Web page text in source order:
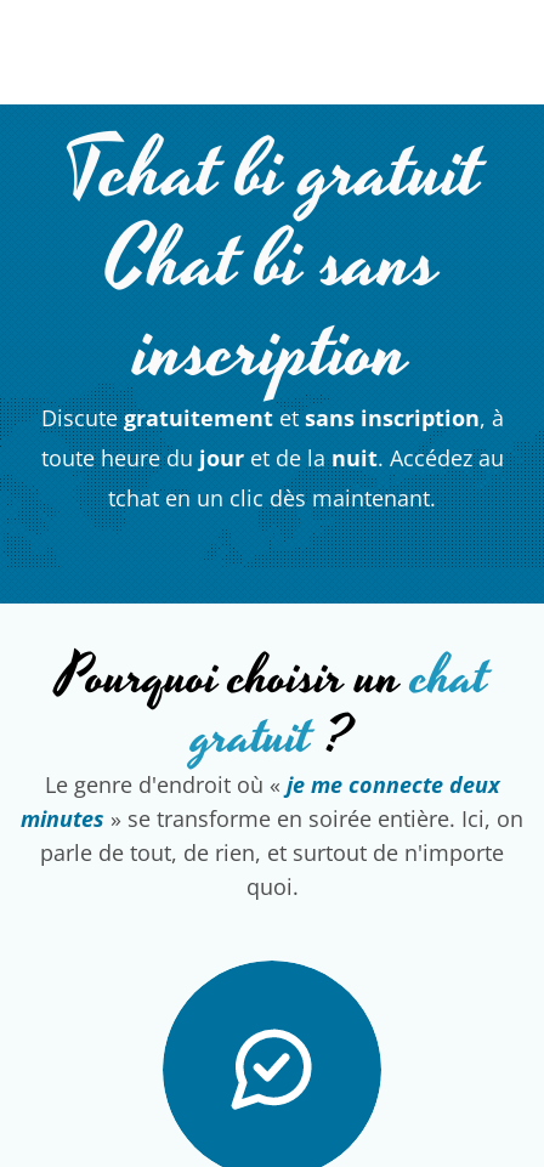
Tchat bi gratuit
Chat bi sans
inscription
Discutegratuitementetsans inscription, à
toute heure du jouret de lanuit. Accédez au
tchat en un clic dès maintenant.
Pourquoi choisir unchat
gratuit?
Le genre d'endroit où « je me connecte deux
minutes » se transforme en soirée entière. Ici, on
parle de tout, de rien, et surtout de n'importe
quoi.